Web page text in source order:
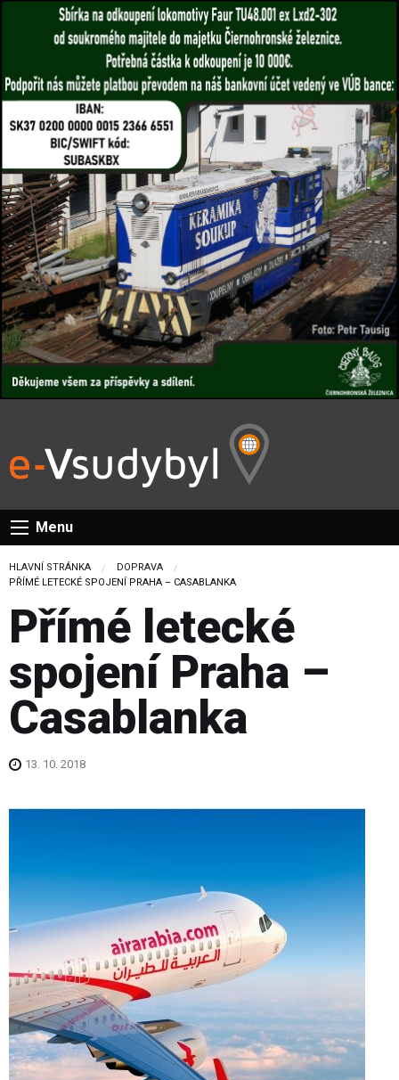
Menu
HLAVNÍ STRÁNKA
DOPRAVA
CURRENT:
PŘÍMÉ LETECKÉ SPOJENÍ PRAHA – CASABLANKA
Přímé letecké
spojení Praha –
Casablanka
13. 10. 2018